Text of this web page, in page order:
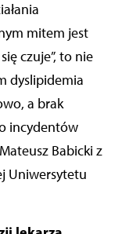
mitem jest
czuje”, to nie
dyslipidemia
a brak
incydentów
Babicki z
Uniwersytetu